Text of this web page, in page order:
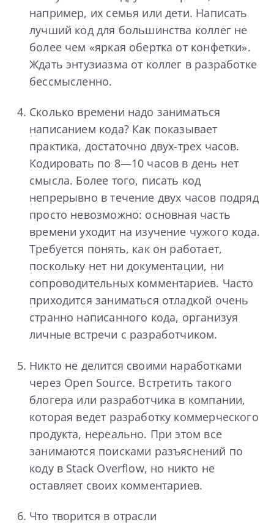
например, их семья или дети. Написать
лучший код для большинства коллег не
более чем «яркая обертка от конфетки».
Ждать энтузиазма от коллег в разработке
бессмысленно.
Сколько времени надо заниматься
написанием кода? Как показывает
практика, достаточно двух-трех часов.
Кодировать по 8—10 часов в день нет
смысла. Более того, писать код
непрерывно в течение двух часов подряд
просто невозможно: основная часть
времени уходит на изучение чужого кода.
Требуется понять, как он работает,
поскольку нет ни документации, ни
сопроводительных комментариев. Часто
приходится заниматься отладкой очень
странно написанного кода, организуя
личные встречи с разработчиком.
Никто не делится своими наработками
через Open Source. Встретить такого
блогера или разработчика в компании,
которая ведет разработку коммерческого
продукта, нереально. При этом все
занимаются поисками разъяснений по
коду в Stack Overflow, но никто не
оставляет своих комментариев.
Что творится в отрасли